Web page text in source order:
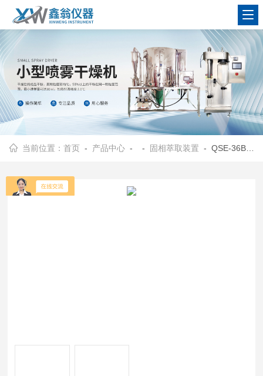
查看更多
当前位置：首页 - 产品中心 - - 固相萃取装置 - QSE-36BQSE-36B圆形固相萃取仪/36孔固相萃取装置